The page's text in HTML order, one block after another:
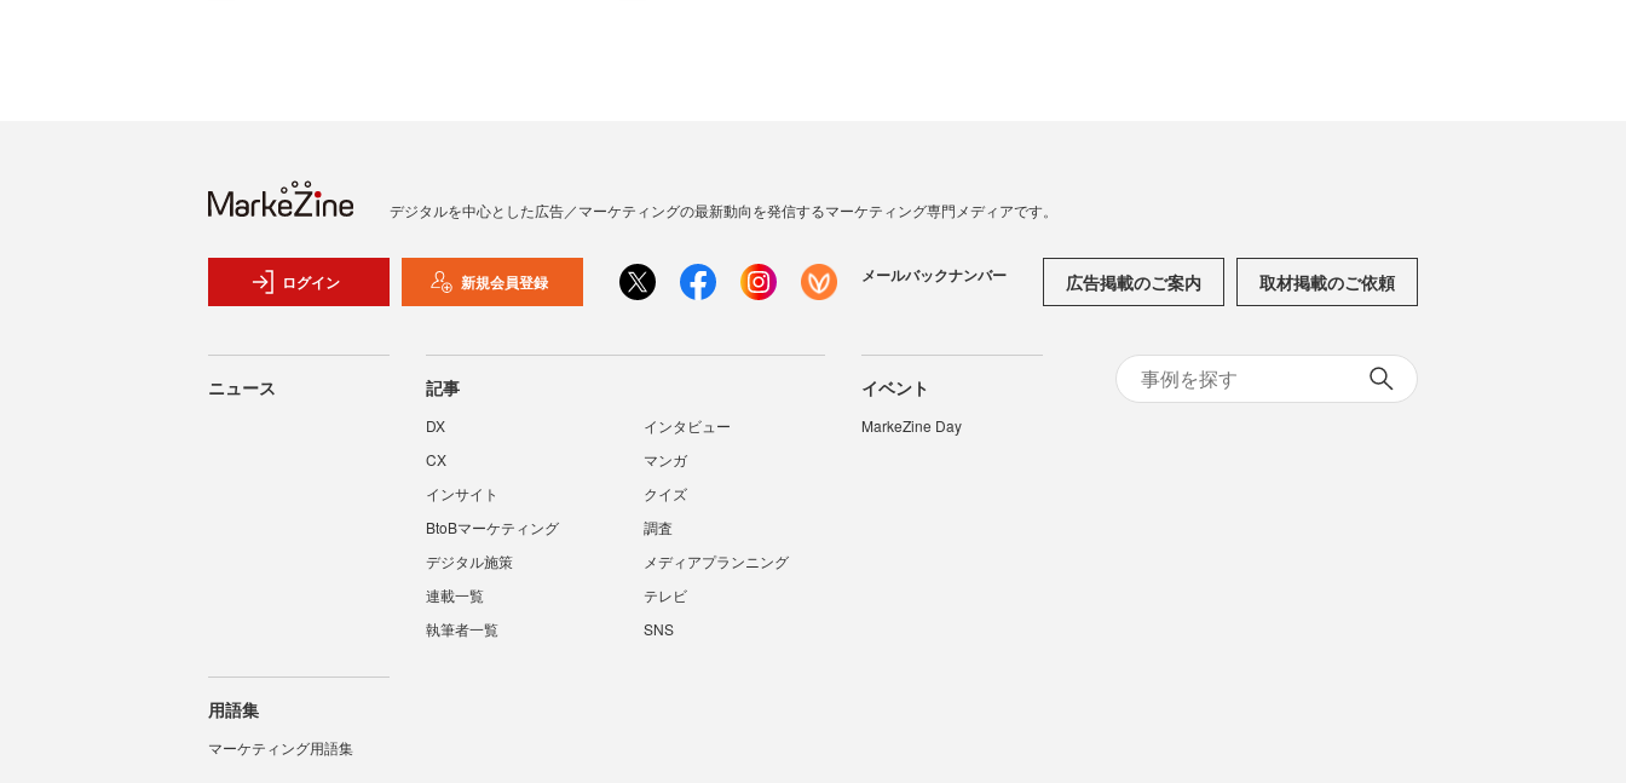
デジタルを中心とした広告／マーケティングの最新動向を発信するマーケティング専門メディアです。
ログイン 新規会員登録 メールバックナンバー 広告掲載のご案内 取材掲載のご依頼
ニュース 記事
DX
インタビュー
CX
マンガ
インサイト
クイズ
BtoBマーケティング
調査
デジタル施策
メディアプランニング
連載一覧
テレビ
執筆者一覧
SNS
イベント
MarkeZine Day
用語集
マーケティング用語集